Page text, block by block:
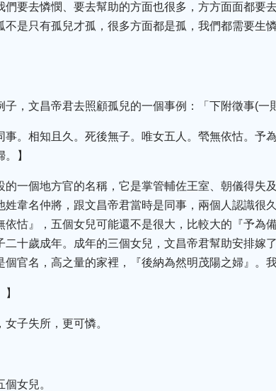
要去憐憫、要去幫助的方面也很多，方方面面都要
是只有孤兒才孤，很多方面都是孤，我們都需要生
，文昌帝君去照顧孤兒的一個事例：「下附徵事(一
。相知且久。死後無子。唯女五人。煢無依怙。予為
】
一個地方官的名稱，它是掌管輔佐王室、朝儀得失
韋名仲將，跟文昌帝君當時是同事，兩個人認識很
怙』，五個女兒可能還不是很大，比較大的『予為
十歲成年。成年的三個女兒，文昌帝君幫助安排嫁
官名，高之量的家裡，『後納為然明茂陽之婦』。
子失所，更可憐。
女兒。